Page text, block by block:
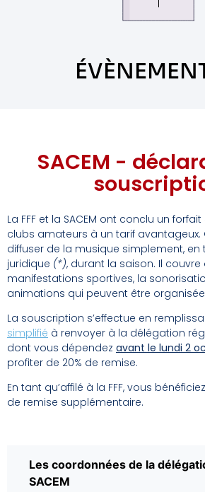
SACEM -
La FFF et la SACEM ont conclu un
clubs amateurs à un tarif
diffuser de la musique simplement, en
juridique (*), durant la saison. Il couvre
manifestations sportives, la
animations qui peuvent être
La souscription s’effectue en
simplifié à renvoyer à la délégation
dont vous dépendez avant le lundi 2
profiter de 20% de remise.
En tant qu’affilé à la FFF, vous
de remise supplémentaire.
Les coordonnées de la
SACEM